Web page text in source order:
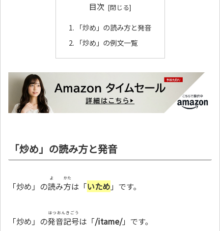
目次
「炒め」の読み方と発音
「炒め」の例文一覧
「炒め」の読み方と発音
「炒め」の読
よ
み方
かた
は「いため 」です。
「炒め」の発音記号
はつおんきごう
は「/itame/」です。